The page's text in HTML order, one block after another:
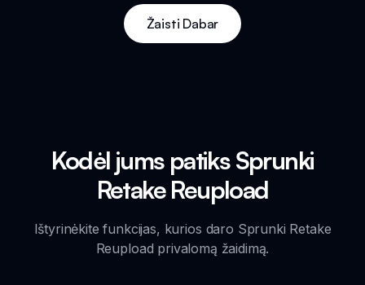
Žaisti Dabar
Kodėl jums patiks Sprunki
Retake Reupload
Ištyrinėkite funkcijas, kurios daro Sprunki Retake
Reupload privalomą žaidimą.